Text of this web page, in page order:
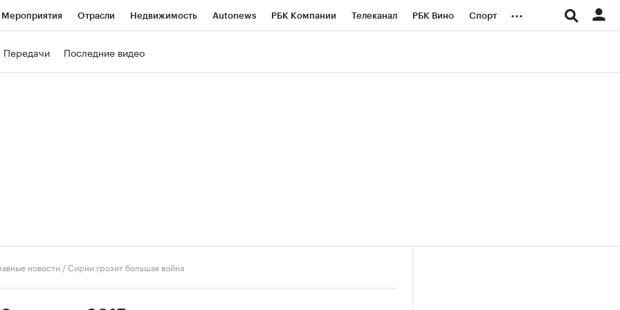
Мероприятия Отрасли Недвижимость Autonews РБК Компании Телеканал РБК Вино Спорт ...
Передачи Последние видео
новости /Сирии грозит большая война